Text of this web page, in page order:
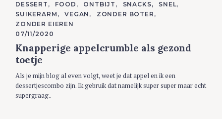
C
A
T
E
G
O
R
I
E
S
DESSERT FOOD ONTBIJT SNACKS
SNEL
SUIKERARM
VEGAN
ZONDER BOTER
ZONDER EIEREN
07/11/2020
Knapperige appelcrumble als gezond
toetje
Als je mijn blog al even volgt, weet je dat appel en ik een
dessertjescombo zijn. Ik gebruik dat namelijk super super maar echt
supergraag..